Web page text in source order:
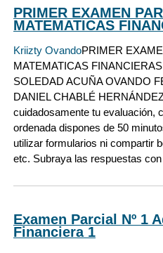
PRIMER EXAMEN
MATEMATICAS
Kriizty OvandoPRIMER
MATEMATICAS
SOLEDAD ACUÑA OVANDO
DANIEL CHABLÉ
cuidadosamente tu evaluación,
ordenada dispones de 50
utilizar formularios ni compartir
etc. Subraya las respuestas
Examen Parcial Nº 1
Financiera 1